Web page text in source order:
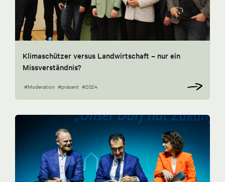
Klimaschützer versus Landwirtschaft – nur ein
Missverständnis?
#Moderation #präsent #2024